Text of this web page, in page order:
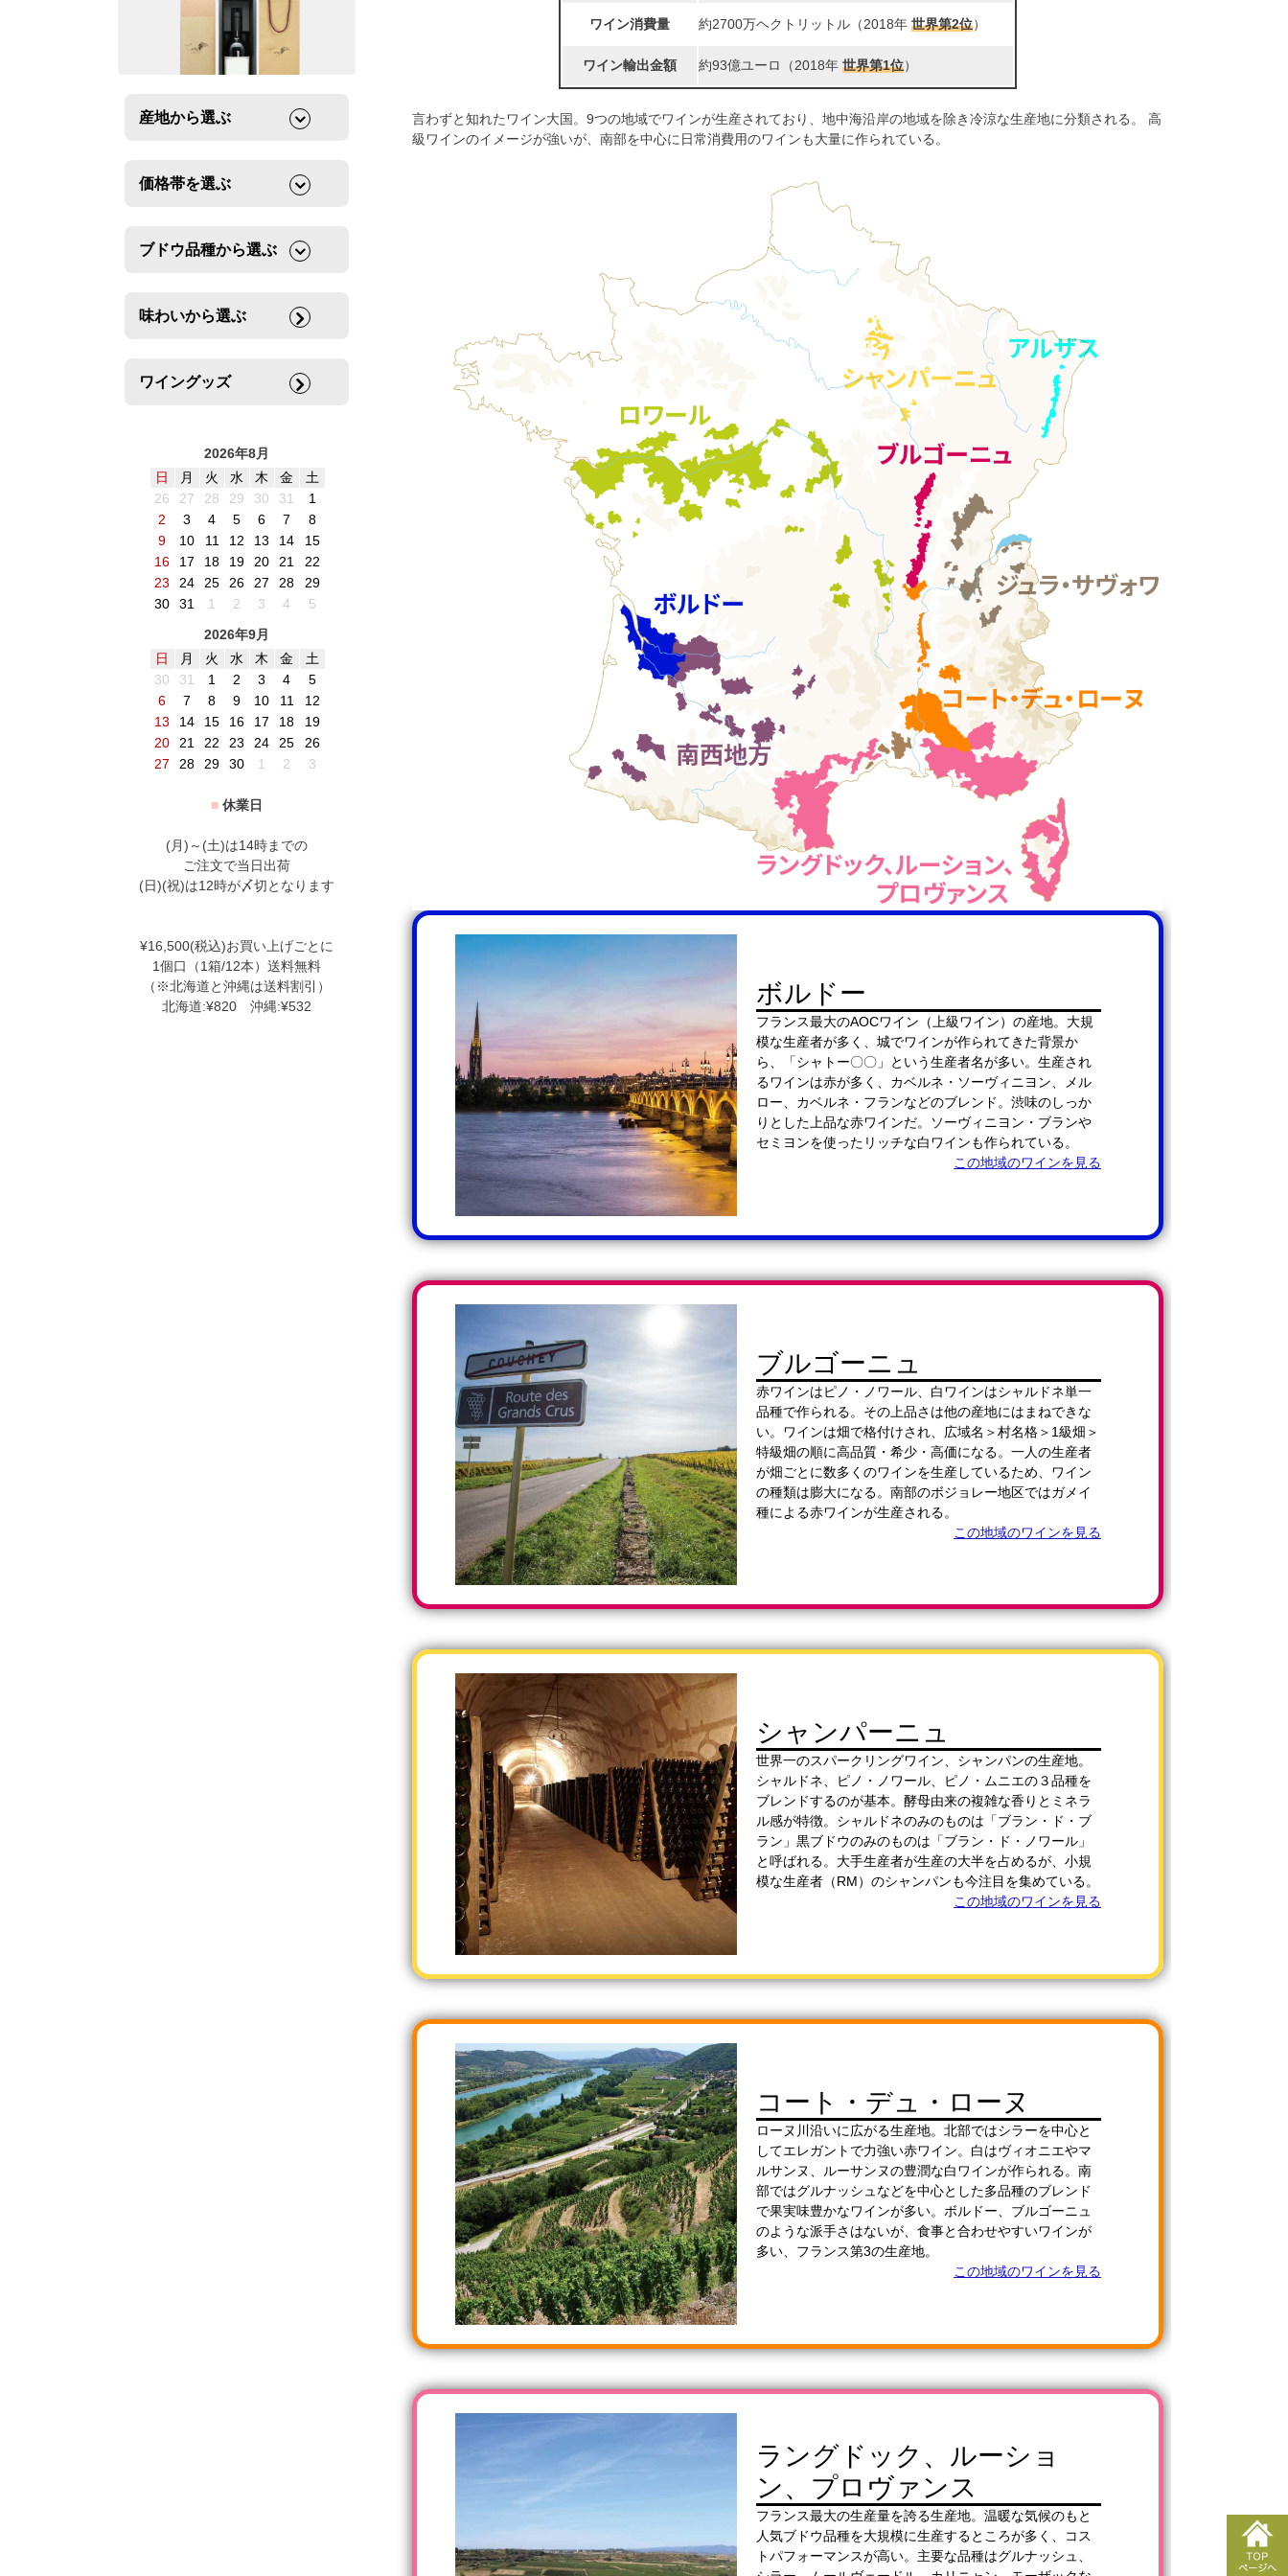
産地から選ぶ
価格帯を選ぶ
ブドウ品種から選ぶ
味わいから選ぶ
ワイングッズ
2026年8月
日
月 火 水 木 金
土
26
27 28 29 30 31
1
2
3 4 5 6 7
8
9
10 11 12 13 14
15
16
17 18 19 20 21
22
23
24 25 26 27 28
29
30
31 1 2 3 4
5
2026年9月
日
月 火 水 木 金
土
30
31 1 2 3 4
5
6
7 8 9 10 11
12
13
14 15 16 17 18
19
20
21 22 23 24 25
26
27
28 29 30 1 2 3
■ 休業日
(月)～(土)は14時までの
ご注文で当日出荷
(日)(祝)は12時が〆切となります
¥16,500(税込)お買い上げごとに
1個口（1箱/12本）送料無料
（※北海道と沖縄は送料割引）
北海道:¥820 沖縄:¥532
ワイン消費量 約2700万ヘクトリットル（2018年 世界第2位）
ワイン輸出金額 約93億ユーロ（2018年 世界第1位）
言わずと知れたワイン大国。9つの地域でワインが生産されており、地中海沿岸の地域を除き冷涼な生産地に分類される。 高
級ワインのイメージが強いが、南部を中心に日常消費用のワインも大量に作られている。
ボルドー
フランス最大のAOCワイン（上級ワイン）の産地。大規
模な生産者が多く、城でワインが作られてきた背景か
ら、「シャトー〇〇」という生産者名が多い。生産され
るワインは赤が多く、カベルネ・ソーヴィニヨン、メル
ロー、カベルネ・フランなどのブレンド。渋味のしっか
りとした上品な赤ワインだ。ソーヴィニヨン・ブランや
セミヨンを使ったリッチな白ワインも作られている。
この地域のワインを見る
ブルゴーニュ
赤ワインはピノ・ノワール、白ワインはシャルドネ単一
品種で作られる。その上品さは他の産地にはまねできな
い。ワインは畑で格付けされ、広域名＞村名格＞1級畑＞
特級畑の順に高品質・希少・高価になる。一人の生産者
が畑ごとに数多くのワインを生産しているため、ワイン
の種類は膨大になる。南部のボジョレー地区ではガメイ
種による赤ワインが生産される。
この地域のワインを見る
シャンパーニュ
世界一のスパークリングワイン、シャンパンの生産地。
シャルドネ、ピノ・ノワール、ピノ・ムニエの３品種を
ブレンドするのが基本。酵母由来の複雑な香りとミネラ
ル感が特徴。シャルドネのみのものは「ブラン・ド・ブ
ラン」黒ブドウのみのものは「ブラン・ド・ノワール」
と呼ばれる。大手生産者が生産の大半を占めるが、小規
模な生産者（RM）のシャンパンも今注目を集めている。
この地域のワインを見る
コート・デュ・ローヌ
ローヌ川沿いに広がる生産地。北部ではシラーを中心と
してエレガントで力強い赤ワイン。白はヴィオニエやマ
ルサンヌ、ルーサンヌの豊潤な白ワインが作られる。南
部ではグルナッシュなどを中心とした多品種のブレンド
で果実味豊かなワインが多い。ボルドー、ブルゴーニュ
のような派手さはないが、食事と合わせやすいワインが
多い、フランス第3の生産地。
この地域のワインを見る
ラングドック、ルーショ
ン、プロヴァンス
フランス最大の生産量を誇る生産地。温暖な気候のもと
人気ブドウ品種を大規模に生産するところが多く、コス
トパフォーマンスが高い。主要な品種はグルナッシュ、